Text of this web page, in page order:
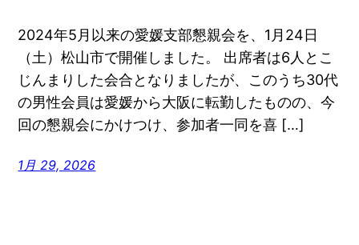
2024年5月以来の愛媛支部懇親会を、1月24日
（土）松山市で開催しました。 出席者は6人とこ
じんまりした会合となりましたが、このうち30代
の男性会員は愛媛から大阪に転勤したものの、今
回の懇親会にかけつけ、参加者一同を喜 […]
1月 29, 2026